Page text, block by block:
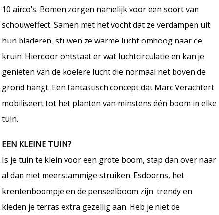
10 airco’s. Bomen zorgen namelijk voor een soort van
schouweffect. Samen met het vocht dat ze verdampen uit
hun bladeren, stuwen ze warme lucht omhoog naar de
kruin. Hierdoor ontstaat er wat luchtcirculatie en kan je
genieten van de koelere lucht die normaal net boven de
grond hangt. Een fantastisch concept dat Marc Verachtert
mobiliseert tot het planten van minstens één boom in elke
tuin.
EEN KLEINE TUIN?
Is je tuin te klein voor een grote boom, stap dan over naar
al dan niet meerstammige struiken. Esdoorns, het
krentenboompje en de penseelboom zijn trendy en
kleden je terras extra gezellig aan. Heb je niet de